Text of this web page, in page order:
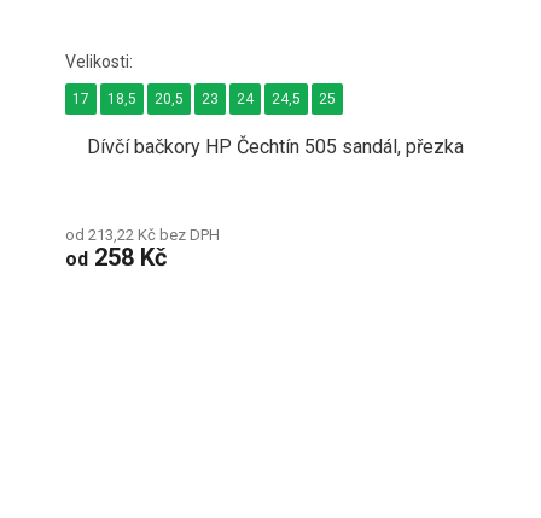
Dívčí bačkory HP Čechtín 505 sandál, přezka
od 213,22 Kč bez DPH
od 258 Kč
17 18,5 20,5 23 24 24,5 25